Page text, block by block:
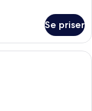
Se priser